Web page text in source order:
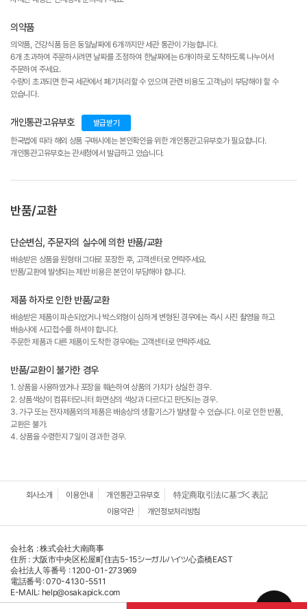
의약품
의약품, 건강식품 등은 동일날짜에 6개까지만 세관 통관이 가능합니다.
6개 초과하여 주문하시려면 날짜를 조정하여 한날짜에는 6개이하로 도착하도록 나누어서
주문하여 주세요.
수량이 초과되면 한국 세관에서 폐기처리할 수 있으며 관련 비용도 고객님이 부담해야 할 수
있습니다.
개인통관고유부호 발급받기
한국법에 따라 해외 상품 구매시에는 본인확인을 위한 개인통관고유부호가 필요합니다.
개인통관고유부호는 관세청에서 발급하고 있습니다.
반품/교환
단순변심, 주문자의 실수에 의한 반품/교환
배송받은 상품을 원형태 그대로 포장한 후, 고객센터로 연락주세요.
반품/교환에 발생되는 제반 비용은 본인이 부담해야 합니다.
제품 하자로 인한 반품/교환
배송받은 제품이 파손되었거나 박스외형이 심하게 변형된 경우에는 즉시 사진 촬영을 하고
배송사에 사고접수를 하셔야 합니다.
주문한 제품과 다른 제품이 도착한 경우에는 고객센터로 연락주세요.
반품/교환이 불가한 경우
1. 상품을 사용하였거나 포장을 훼손하여 상품의 가치가 상실한 경우.
2. 상품색상이 컴퓨터모니터 화면상의 색상과 다르다고 판단되는 경우.
3. 가구 또는 전자제품외의 제품은 배송상의 생활기스가 발생할 수 있습니다. 이로 인한 반품,
교환은 불가.
4. 상품을 수령한지 7일이 경과한 경우.
회사소개 이용안내 개인통관고유부호
特定商取引法に基づく表記
이용약관
개인정보처리방침
会社名 : 株式会社大南商事
住所 : 大阪市中央区松屋町住吉5-15シーガルハイツ心斎橋EAST
会社法人等番号 : 1200-01-273969
電話番号: 070-4130-5511
E-MAIL: help@osakapick.com